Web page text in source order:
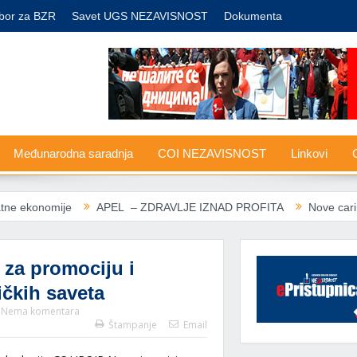
za BZR Savet UGS NEZAVISNOST Dokumenta
Međunarodna saradnja COI NEZAVISNOST Linkovi
APEL – ZDRAVLJE IZNAD PROFITA Nove carine SAD:
promociju i
saveta
Nema komentara
Štampanje
Email